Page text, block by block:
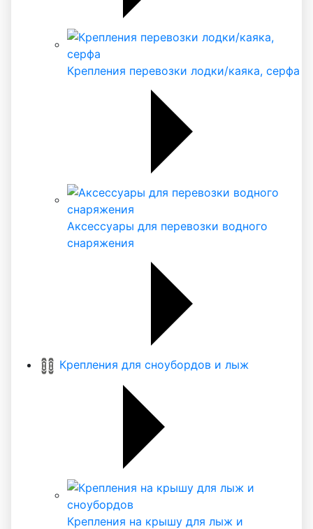
Крепления перевозки лодки/каяка, серфа
Аксессуары для перевозки водного
снаряжения
Крепления для сноубордов и лыж
Крепления на крышу для лыж и